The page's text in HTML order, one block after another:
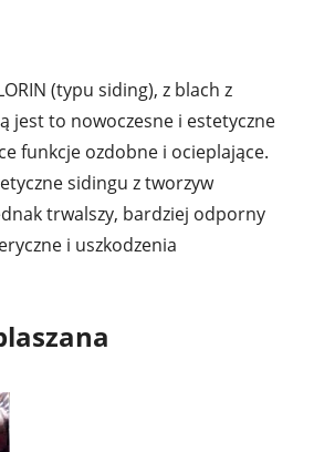
(typu siding), z blach z
jest to nowoczesne i estetyczne
funkcje ozdobne i ocieplające.
sidingu z tworzyw
trwalszy, bardziej odporny
i uszkodzenia